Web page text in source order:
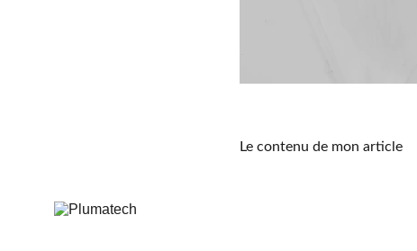
Le contenu de mon article